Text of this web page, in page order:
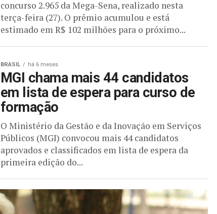
concurso 2.965 da Mega-Sena, realizado nesta
terça-feira (27). O prêmio acumulou e está
estimado em R$ 102 milhões para o próximo...
BRASIL há 6 meses
MGI chama mais 44 candidatos
em lista de espera para curso de
formação
O Ministério da Gestão e da Inovação em Serviços
Públicos (MGI) convocou mais 44 candidatos
aprovados e classificados em lista de espera da
primeira edição do...